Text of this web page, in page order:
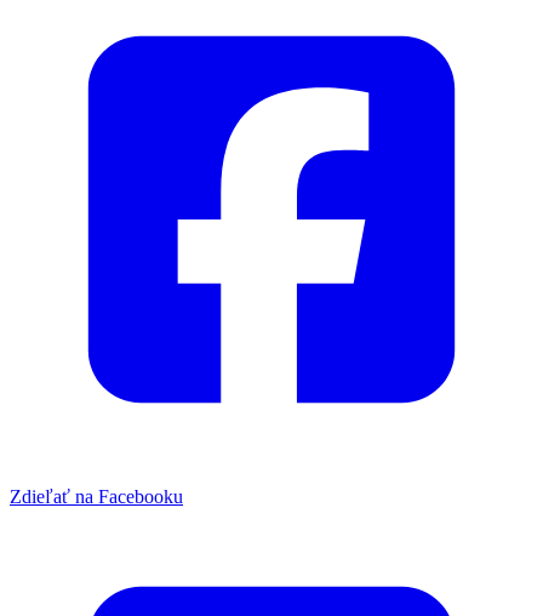
Zdieľať na Facebooku